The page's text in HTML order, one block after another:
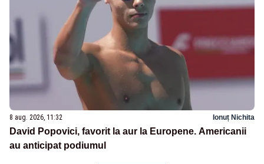
8 aug. 2026, 11:32 Ionuț Nichita
David Popovici, favorit la aur la Europene. Americanii
au anticipat podiumul